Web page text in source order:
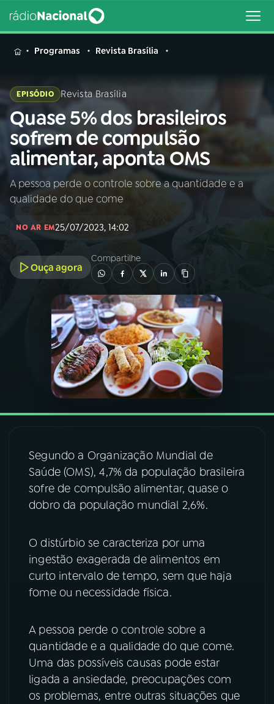
MENU
Buscar
na
Rádio
Nacional
Buscar
AO VIVO
INÍCIO
A RÁDIO
PROGRAMAÇÃO
PROGRAMAS
PODCASTS
07 ÚLTIMAS
08FESTIVAL DE MÚSICA
ACOMPANHE A RÁDIO NACIONAL
YouTube Facebook
TikTok
Programas Revista Brasília
EPISÓDIO Revista Brasília
Quase 5% dos brasileiros
sofrem de compulsão
alimentar, aponta OMS
A pessoa perde o controle sobre a quantidade e a
qualidade do que come
NO AR EM25/07/2023, 14:02
Ouça agora
Compartilhe
Segundo a Organização Mundial de
Saúde (OMS), 4,7% da população brasileira
sofre de compulsão alimentar, quase o
dobro da população mundial 2,6%.
O distúrbio se caracteriza por uma
ingestão exagerada de alimentos em
curto intervalo de tempo, sem que haja
fome ou necessidade física.
A pessoa perde o controle sobre a
quantidade e a qualidade do que come.
Uma das possíveis causas pode estar
ligada a ansiedade, preocupações com
os problemas, entre outras situações que